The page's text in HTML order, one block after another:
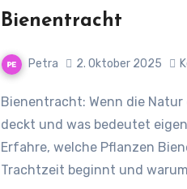
Bienentracht
Petra 2. Oktober 2025
Bienentracht: Wenn die Natur den Tisch für die Bienen
deckt und was bedeutet
Erfahre, welche Pflanzen
Trachtzeit beginnt und